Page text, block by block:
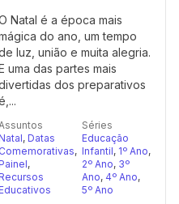
Natal é a época mais
do ano, um tempo
luz, união e muita alegria.
uma das partes mais
dos preparativos
Natal, Datas
Comemorativas,
Painel,
Recursos
Educativos
Séries
Educação
Infantil, 1º Ano,
2º Ano, 3º
Ano, 4º Ano,
5º Ano